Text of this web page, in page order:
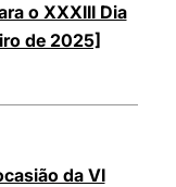
o XXXIII Dia
de 2025]
da VI